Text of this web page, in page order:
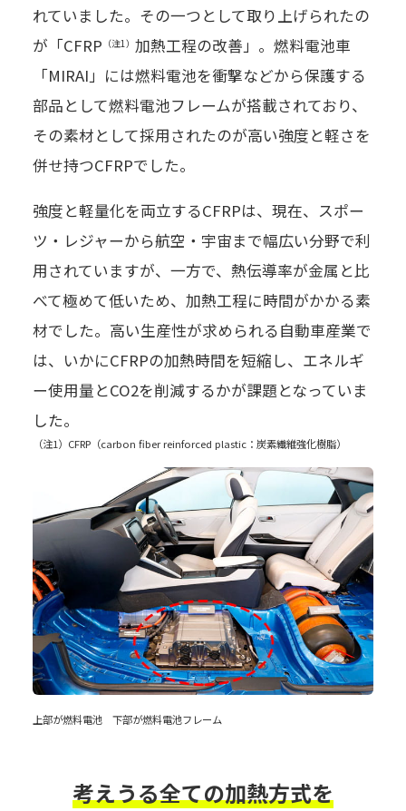
れていました。その一つとして取り上げられたの
が「CFRP （注1） 加熱工程の改善」。燃料電池車
「MIRAI」には燃料電池を衝撃などから保護する
部品として燃料電池フレームが搭載されており、
その素材として採用されたのが高い強度と軽さを
併せ持つCFRPでした。
強度と軽量化を両立するCFRPは、現在、スポー
ツ・レジャーから航空・宇宙まで幅広い分野で利
用されていますが、一方で、熱伝導率が金属と比
べて極めて低いため、加熱工程に時間がかかる素
材でした。高い生産性が求められる自動車産業で
は、いかにCFRPの加熱時間を短縮し、エネルギ
ー使用量とCO2を削減するかが課題となっていま
した。
（注1）CFRP（carbon fiber reinforced plastic：炭素繊維強化樹脂）
上部が燃料電池 下部が燃料電池フレーム
考えうる全ての加熱方式を